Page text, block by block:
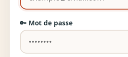
🔑 Mot de passe